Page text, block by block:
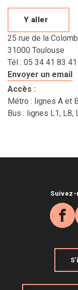
Y aller
25 rue de la
31000 Toulouse
Tél : 05 34 41 83 41
Envoyer un email
Accès :
Métro : lignes A et
Bus : lignes L1, L8,
Suivez-